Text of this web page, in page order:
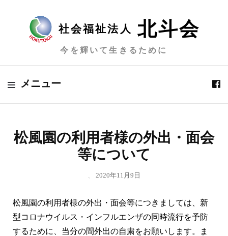
社会福祉法人 北斗会
今を輝いて生きるために
メニュー
松風園の利用者様の外出・面会
等について
2020年11月9日
松風園の利用者様の外出・面会等につきましては、新
型コロナウイルス・インフルエンザの同時流行を予防
するために、当分の間外出の自粛をお願いします。ま